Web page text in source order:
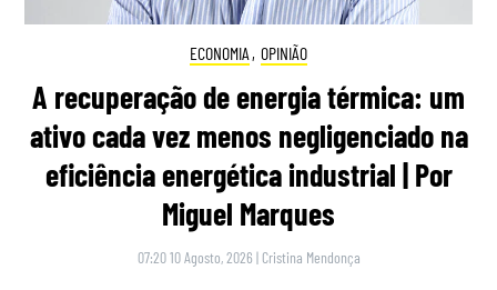
ECONOMIA , OPINIÃO
A recuperação de energia térmica: um
ativo cada vez menos negligenciado na
eficiência energética industrial | Por
Miguel Marques
07:20 10 Agosto, 2026 | Cristina Mendonça